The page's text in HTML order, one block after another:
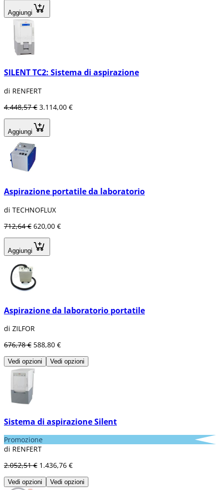
Aggiungi
SILENT TC2: Sistema di aspirazione
di RENFERT
4.448,57 € 3.114,00 €
Aggiungi
Aspirazione portatile da laboratorio
di TECHNOFLUX
712,64 € 620,00 €
Aggiungi
Aspirazione da laboratorio portatile
di ZILFOR
676,78 € 588,80 €
Vedi opzioni Vedi opzioni
Sistema di aspirazione Silent
Promozione
di RENFERT
2.052,51 € 1.436,76 €
Vedi opzioni Vedi opzioni